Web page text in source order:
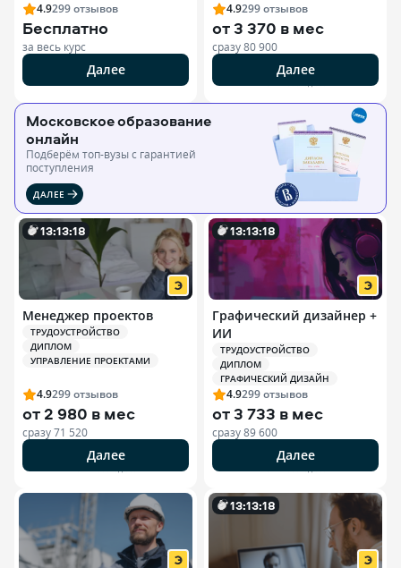
4.9299отзывов
Бесплатно
за весь курс
Далее
4.9299отзывов
от3 370 в мес
сразу80 900
Далее
Московское образование
онлайн
Подберём топ-вузы c гарантией
поступления
ДАЛЕЕ
13:13:17
Менеджер проектов
ТРУДОУСТРОЙСТВО
ДИПЛОМ
УПРАВЛЕНИЕ ПРОЕКТАМИ
4.9299отзывов
от2 980 в мес
сразу71 520
Далее
13:13:17
Графический дизайнер +
ИИ
ТРУДОУСТРОЙСТВО
ДИПЛОМ
ГРАФИЧЕСКИЙ ДИЗАЙН
4.9299отзывов
от3 733 в мес
сразу89 600
Далее
13:13:17